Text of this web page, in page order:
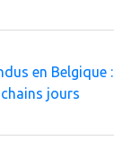
en Belgique
jours